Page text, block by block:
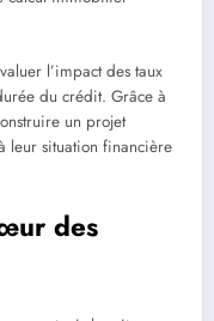
l’impact des taux
du crédit. Grâce à
un projet
leur situation financière
des